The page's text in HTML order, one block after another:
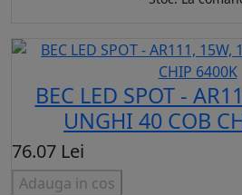
BEC LED SPOT -
UNGHI 40 COB
76.07 Lei
Adauga in cos